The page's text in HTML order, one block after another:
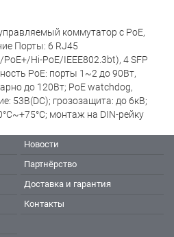
коммутатор с PoE,
Порты: 6 RJ45
Hi-PoE/IEEE802.3bt), 4 SFP
PoE: порты 1~2 до 90Вт,
до 120Вт; PoE watchdog,
53В(DC); грозозащита: до 6кВ;
монтаж на DIN-рейку
Новости
Партнёрство
Доставка и гарантия
Контакты